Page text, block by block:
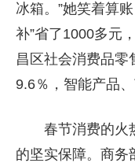
冰箱。”她笑着算
补”省了1000多元
昌区社会消费品零
9.6％，智能产品
春节消费的火热
的坚实保障。商务